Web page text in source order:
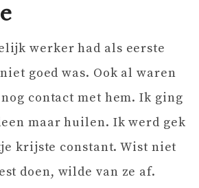
werker had als eerste
goed was. Ook al waren
contact met hem. Ik ging
maar huilen. Ik werd gek
krijste constant. Wist niet
doen, wilde van ze af.